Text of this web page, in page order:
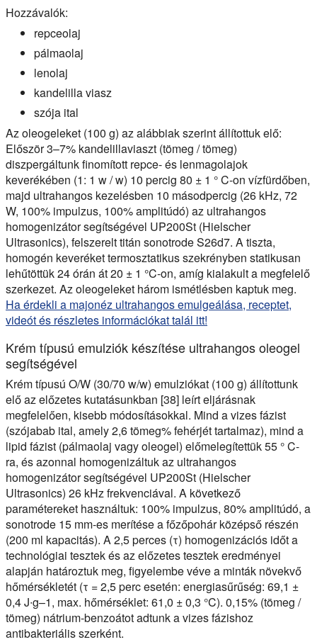
Hozzávalók:
repceolaj
pálmaolaj
lenolaj
kandelilla viasz
szója ital
Az oleogeleket (100 g) az alábbiak szerint állítottuk elő:
Először 3–7% kandelillaviaszt (tömeg / tömeg)
diszpergáltunk finomított repce- és lenmagolajok
keverékében (1: 1 w / w) 10 percig 80 ± 1 ° C-on vízfürdőben,
majd ultrahangos kezelésben 10 másodpercig (26 kHz, 72
W, 100% impulzus, 100% amplitúdó) az ultrahangos
homogenizátor segítségével UP200St (Hielscher
Ultrasonics), felszerelt titán sonotrode S26d7. A tiszta,
homogén keveréket termosztatikus szekrényben statikusan
lehűtöttük 24 órán át 20 ± 1 °C-on, amíg kialakult a megfelelő
szerkezet. Az oleogeleket három ismétlésben kaptuk meg.
Ha érdekli a majonéz ultrahangos emulgeálása, receptet,
videót és részletes információkat talál itt!
Krém típusú emulziók készítése ultrahangos oleogel
segítségével
Krém típusú O/W (30/70 w/w) emulziókat (100 g) állítottunk
elő az előzetes kutatásunkban [38] leírt eljárásnak
megfelelően, kisebb módosításokkal. Mind a vizes fázist
(szójabab ital, amely 2,6 tömeg% fehérjét tartalmaz), mind a
lipid fázist (pálmaolaj vagy oleogel) előmelegítettük 55 ° C-
ra, és azonnal homogenizáltuk az ultrahangos
homogenizátor segítségével UP200St (Hielscher
Ultrasonics) 26 kHz frekvenciával. A következő
paramétereket használtuk: 100% impulzus, 80% amplitúdó, a
sonotrode 15 mm-es merítése a főzőpohár középső részén
(200 ml kapacitás). A 2,5 perces (τ) homogenizációs időt a
technológiai tesztek és az előzetes tesztek eredményei
alapján határoztuk meg, figyelembe véve a minták növekvő
hőmérsékletét (τ = 2,5 perc esetén: energiasűrűség: 69,1 ±
0,4 J∙g–1, max. hőmérséklet: 61,0 ± 0,3 °C). 0,15% (tömeg /
tömeg) nátrium-benzoátot adtunk a vizes fázishoz
antibakteriális szerként.